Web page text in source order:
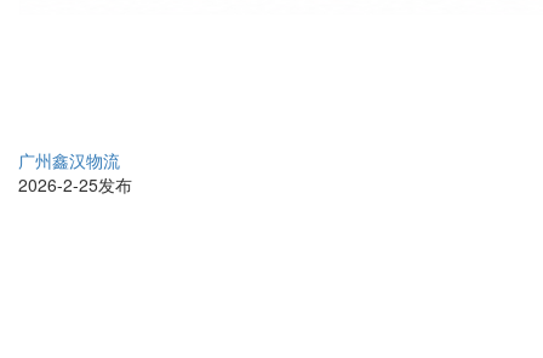
广州鑫汉物流
2026-2-25发布